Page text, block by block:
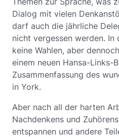
Dialog mit vielen
darf auch die jährliche
nicht vergessen werden.
keine Wahlen, aber
einem neuen Hansa-Links-
Zusammenfassung des
in York.
Aber nach all der harten
Nachdenkens und
entspannen und andere